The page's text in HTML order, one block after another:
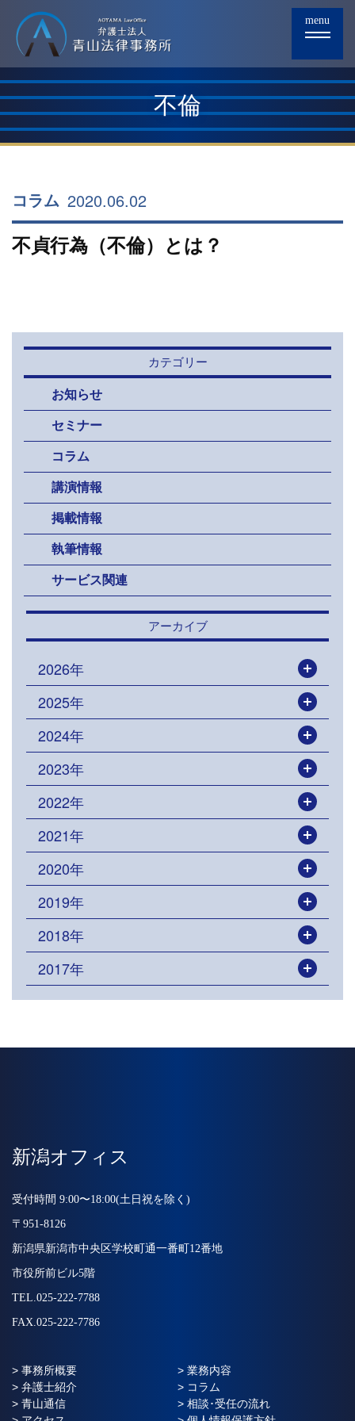
menu
不倫
コラム 2020.06.02
不貞行為（不倫）とは？
カテゴリー
お知らせ
セミナー
コラム
講演情報
掲載情報
執筆情報
サービス関連
アーカイブ
2026年
2025年
2024年
2023年
2022年
2021年
2020年
2019年
2018年
2017年
新潟オフィス
受付時間 9:00〜18:00(土日祝を除く)
〒951-8126
新潟県新潟市中央区学校町通一番町12番地
市役所前ビル5階
TEL.025-222-7788
FAX.025-222-7786
> 事務所概要
> 業務内容
> 弁護士紹介
> コラム
> 青山通信
> 相談･受任の流れ